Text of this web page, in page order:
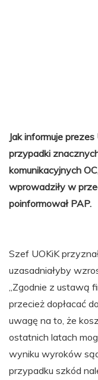
Jak informuje
przypadki
komunikacyjnych
wprowadziły w
poinformował PAP.
Szef UOKiK
uzasadniałyby
„Zgodnie z ustawą
przecież dopłacać
uwagę na to, że
ostatnich latach
wyniku wyroków
przypadku szkód